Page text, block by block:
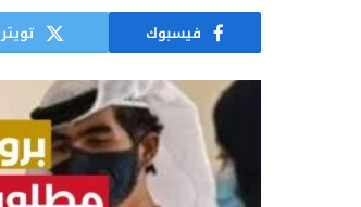
فيسبوك تويتر